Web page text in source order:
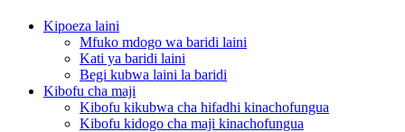
Kipoeza laini
Mfuko mdogo wa baridi laini
Kati ya baridi laini
Begi kubwa laini la baridi
Kibofu cha maji
Kibofu kikubwa cha hifadhi kinachofungua
Kibofu kidogo cha maji kinachofungua